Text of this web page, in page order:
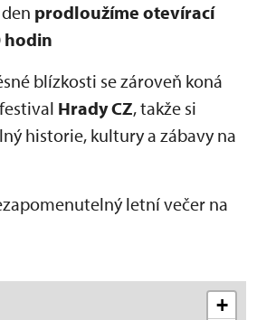
prodloužíme otevírací
hodin
blízkosti se zároveň koná
Hrady CZ, takže si
historie, kultury a zábavy na
letní večer na
+